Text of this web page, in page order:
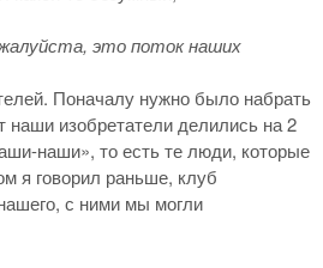
это поток наших
Поначалу нужно было набрать
наши изобретатели делились на 2
наши», то есть те люди, которые
я говорил раньше, клуб
с ними мы могли